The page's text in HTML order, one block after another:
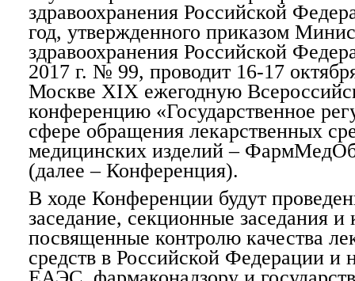
здравоохранения Российской
год, утвержденного приказом
здравоохранения Российской
2017 г. № 99, проводит 16-17
Москве XIX ежегодную
конференцию «Государственное
сфере обращения лекарственных
медицинских изделий –
(далее – Конференция).
В ходе Конференции будут
заседание, секционные заседания и
посвященные контролю качества
средств в Российской Федерации и